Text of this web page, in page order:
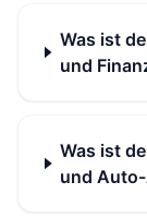
Was ist
und
Was ist
und